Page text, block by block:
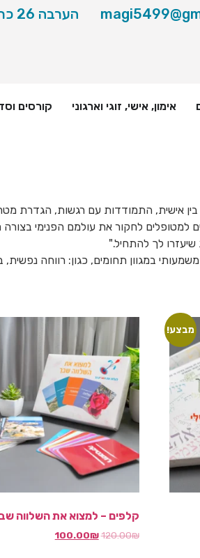
הערבה 26 כרמיאל
אימון, אישי, זוגי וארגוני קורסים
אישית, התמודדות עם רגשות, הגדרת
למטופלים לחקור את עולמם הפנימי
שיעזרו לך להתחיל."
במגוון תחומים, כגון: רווחה נפשית,
מבצע!
קלפים – למצוא את השלווה
120.00₪
100.00₪